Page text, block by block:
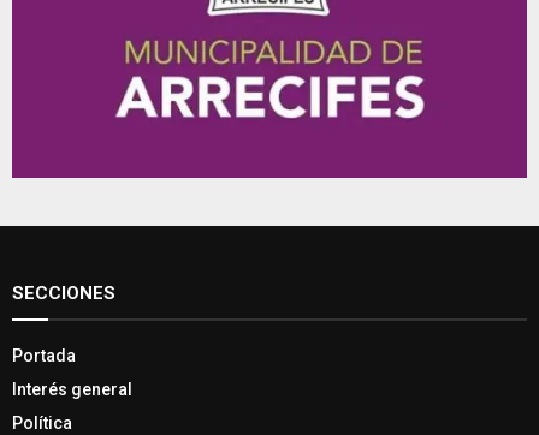
SECCIONES
Portada
Interés general
Política